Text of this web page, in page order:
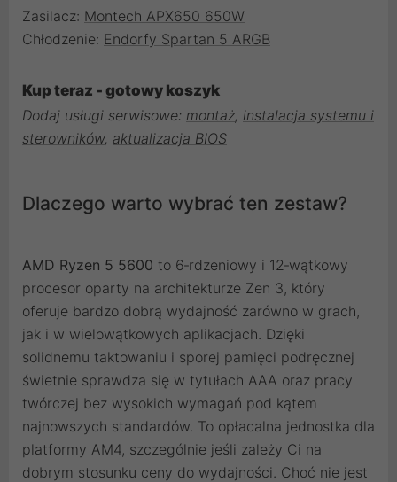
Zasilacz: Montech APX650 650W
Chłodzenie: Endorfy Spartan 5 ARGB
Kup teraz - gotowy koszyk
Dodaj usługi serwisowe: montaż, instalacja systemu i
sterowników, aktualizacja BIOS
Dlaczego warto wybrać ten zestaw?
AMD Ryzen 5 5600 to 6‑rdzeniowy i 12‑wątkowy
procesor oparty na architekturze Zen 3, który
oferuje bardzo dobrą wydajność zarówno w grach,
jak i w wielowątkowych aplikacjach. Dzięki
solidnemu taktowaniu i sporej pamięci podręcznej
świetnie sprawdza się w tytułach AAA oraz pracy
twórczej bez wysokich wymagań pod kątem
najnowszych standardów. To opłacalna jednostka dla
platformy AM4, szczególnie jeśli zależy Ci na
dobrym stosunku ceny do wydajności. Choć nie jest